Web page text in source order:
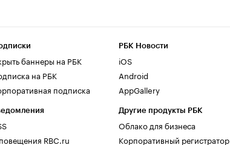
баннеры на РБК
на РБК
подписка
RBC.ru
РБК Новости
iOS
Android
AppGallery
Другие продукты РБК
Облако для бизнеса
Корпоративный регистратор